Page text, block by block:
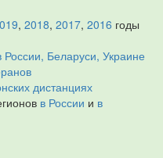
, 2018, 2017, 2016 годы
Беларуси, Украине
дистанциях
в России и в